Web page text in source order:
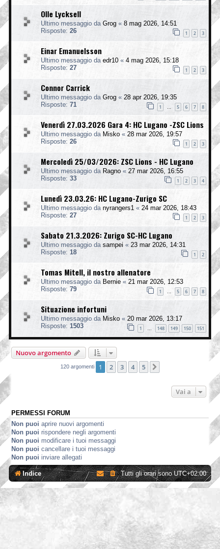
Olle Lycksell
Ultimo messaggio da Grog « 8 mag 2026, 14:51
Risposte: 26 1 2 3
Einar Emanuelsson
Ultimo messaggio da edr10 « 4 mag 2026, 15:18
Risposte: 27 1 2 3
Connor Carrick
Ultimo messaggio da Grog « 28 apr 2026, 19:35
Risposte: 71 1 … 5 6 7 8
Venerdì 27.03.2026 Gara 4: HC Lugano -ZSC Lions
Ultimo messaggio da Misko « 28 mar 2026, 19:57
Risposte: 26 1 2 3
Mercoledì 25/03/2026: ZSC Lions - HC Lugano
Ultimo messaggio da Ragno « 27 mar 2026, 16:55
Risposte: 33 1 2 3 4
Lunedì 23.03.26: HC Lugano-Zurigo SC
Ultimo messaggio da nyrangers1 « 24 mar 2026, 18:43
Risposte: 27 1 2 3
Sabato 21.3.2026: Zurigo SC-HC Lugano
Ultimo messaggio da sampei « 23 mar 2026, 14:31
Risposte: 18 1 2
Tomas Mitell, il nostro allenatore
Ultimo messaggio da Bernie « 21 mar 2026, 12:53
Risposte: 79 1 … 5 6 7 8
Situazione infortuni
Ultimo messaggio da Misko « 20 mar 2026, 13:17
Risposte: 1503 1 … 148 149 150 151
Nuovo argomento
120 argomenti 1 2 3 4 5
Vai a
PERMESSI FORUM
Non puoi aprire nuovi argomenti
Non puoi rispondere negli argomenti
Non puoi modificare i tuoi messaggi
Non puoi cancellare i tuoi messaggi
Non puoi inviare allegati
Indice Tutti gli orari sonoUTC+02:00